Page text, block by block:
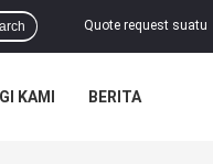
Quote request suatu
KAMI BERITA